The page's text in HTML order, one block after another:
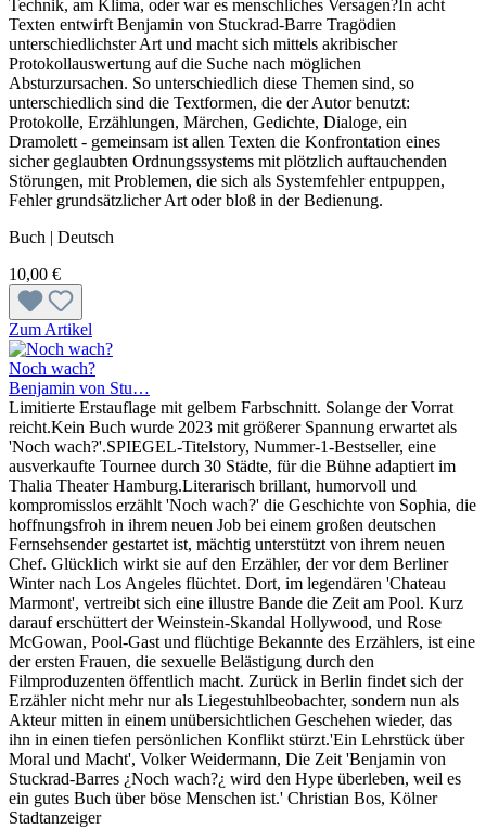
Technik, am Klima, oder war es menschliches Versagen?In acht
Texten entwirft Benjamin von Stuckrad-Barre Tragödien
unterschiedlichster Art und macht sich mittels akribischer
Protokollauswertung auf die Suche nach möglichen
Absturzursachen. So unterschiedlich diese Themen sind, so
unterschiedlich sind die Textformen, die der Autor benutzt:
Protokolle, Erzählungen, Märchen, Gedichte, Dialoge, ein
Dramolett - gemeinsam ist allen Texten die Konfrontation eines
sicher geglaubten Ordnungssystems mit plötzlich auftauchenden
Störungen, mit Problemen, die sich als Systemfehler entpuppen,
Fehler grundsätzlicher Art oder bloß in der Bedienung.
Buch | Deutsch
10,00 €
Zum Artikel
Noch wach?
Benjamin von Stu…
Limitierte Erstauflage mit gelbem Farbschnitt. Solange der Vorrat
reicht.Kein Buch wurde 2023 mit größerer Spannung erwartet als
'Noch wach?'.SPIEGEL-Titelstory, Nummer-1-Bestseller, eine
ausverkaufte Tournee durch 30 Städte, für die Bühne adaptiert im
Thalia Theater Hamburg.Literarisch brillant, humorvoll und
kompromisslos erzählt 'Noch wach?' die Geschichte von Sophia, die
hoffnungsfroh in ihrem neuen Job bei einem großen deutschen
Fernsehsender gestartet ist, mächtig unterstützt von ihrem neuen
Chef. Glücklich wirkt sie auf den Erzähler, der vor dem Berliner
Winter nach Los Angeles flüchtet. Dort, im legendären 'Chateau
Marmont', vertreibt sich eine illustre Bande die Zeit am Pool. Kurz
darauf erschüttert der Weinstein-Skandal Hollywood, und Rose
McGowan, Pool-Gast und flüchtige Bekannte des Erzählers, ist eine
der ersten Frauen, die sexuelle Belästigung durch den
Filmproduzenten öffentlich macht. Zurück in Berlin findet sich der
Erzähler nicht mehr nur als Liegestuhlbeobachter, sondern nun als
Akteur mitten in einem unübersichtlichen Geschehen wieder, das
ihn in einen tiefen persönlichen Konflikt stürzt.'Ein Lehrstück über
Moral und Macht', Volker Weidermann, Die Zeit 'Benjamin von
Stuckrad-Barres ¿Noch wach?¿ wird den Hype überleben, weil es
ein gutes Buch über böse Menschen ist.' Christian Bos, Kölner
Stadtanzeiger